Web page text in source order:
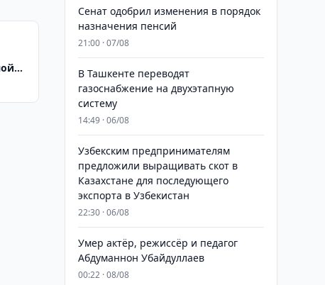
Сенат одобрил изменения в порядок
назначения пенсий
21:00 · 07/08
В Ташкенте переводят
газоснабжение на двухэтапную
систему
14:49 · 06/08
Узбекским предпринимателям
предложили выращивать скот в
Казахстане для последующего
экспорта в Узбекистан
22:30 · 06/08
Умер актёр, режиссёр и педагог
Абдуманнон Убайдуллаев
00:22 · 08/08